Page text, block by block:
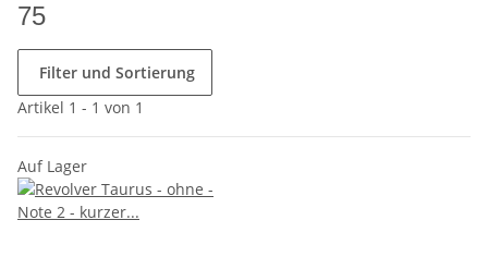
75
Filter und Sortierung
Artikel 1 - 1 von 1
Auf Lager